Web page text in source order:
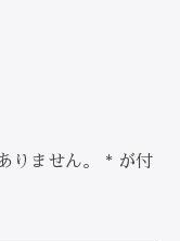
りません。 * が付